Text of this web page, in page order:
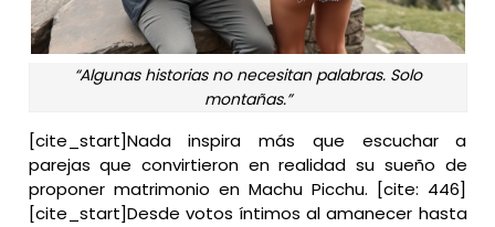
“Algunas historias no necesitan palabras. Solo
montañas.”
[cite_start]Nada inspira más que escuchar a
parejas que convirtieron en realidad su sueño de
proponer matrimonio en Machu Picchu. [cite: 446]
[cite_start]Desde votos íntimos al amanecer hasta